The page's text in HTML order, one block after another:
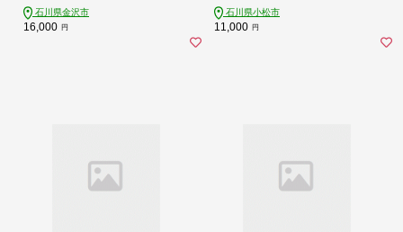
石川県金沢市
16,000 円
石川県小松市
11,000 円